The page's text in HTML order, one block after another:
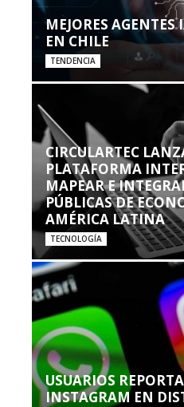
MEJORES AGENTES
EN CHILE
TENDENCIA
CIRCULARTEC
PLATAFORMA
MAPEAR E
PÚBLICAS DE
AMÉRICA LATINA
TECNOLOGÍA
USUARIOS
INSTAGRAM EN